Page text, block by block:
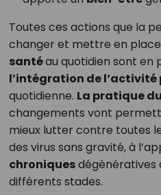
Toutes ces actions que la
changer et mettre en
santéau quotidien sont en
l’intégration de l’activité
quotidienne. La pratique
changements vont
mieux lutter contre toutes
des virus sans gravité, à
chroniquesdégénératives
différents stades.